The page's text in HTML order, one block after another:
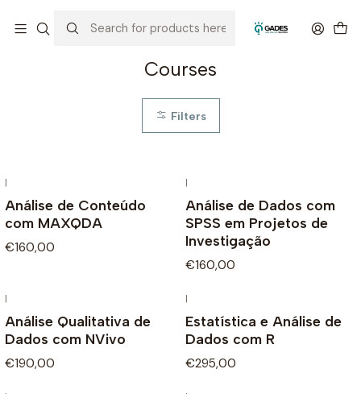
Courses
Filters
|
Análise de Conteúdo
com MAXQDA
€160,00
|
Análise de Dados com
SPSS em Projetos de
Investigação
€160,00
|
Análise Qualitativa de
Dados com NVivo
€190,00
|
Estatística e Análise de
Dados com R
€295,00